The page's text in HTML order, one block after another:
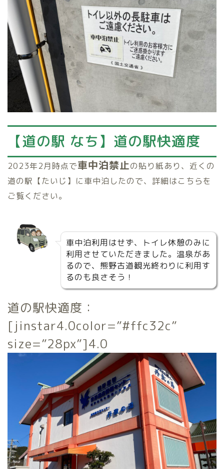
【道の駅 なち】道の駅快適度
2023年2月時点で車中泊禁止の貼り紙あり、近くの
道の駅【たいじ】に車中泊したので、詳細はこちらを
ご覧ください。
車中泊利用はせず、トイレ休憩のみに
利用させていただきました。温泉があ
るので、熊野古道観光終わりに利用す
るのも良さそう！
道の駅快適度：
[jinstar4.0color=”#ffc32c”
size=”28px”]4.0